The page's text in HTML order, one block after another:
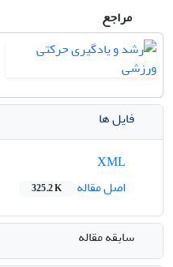
مراجع
فایل ها
اصل مقاله
325.2 K
سابقه مقاله